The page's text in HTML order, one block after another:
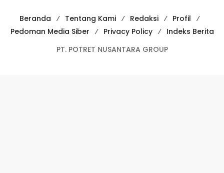
Beranda Tentang Kami Redaksi
Profil
Pedoman Media Siber
Privacy Policy
Indeks Berita
PT. POTRET NUSANTARA GROUP